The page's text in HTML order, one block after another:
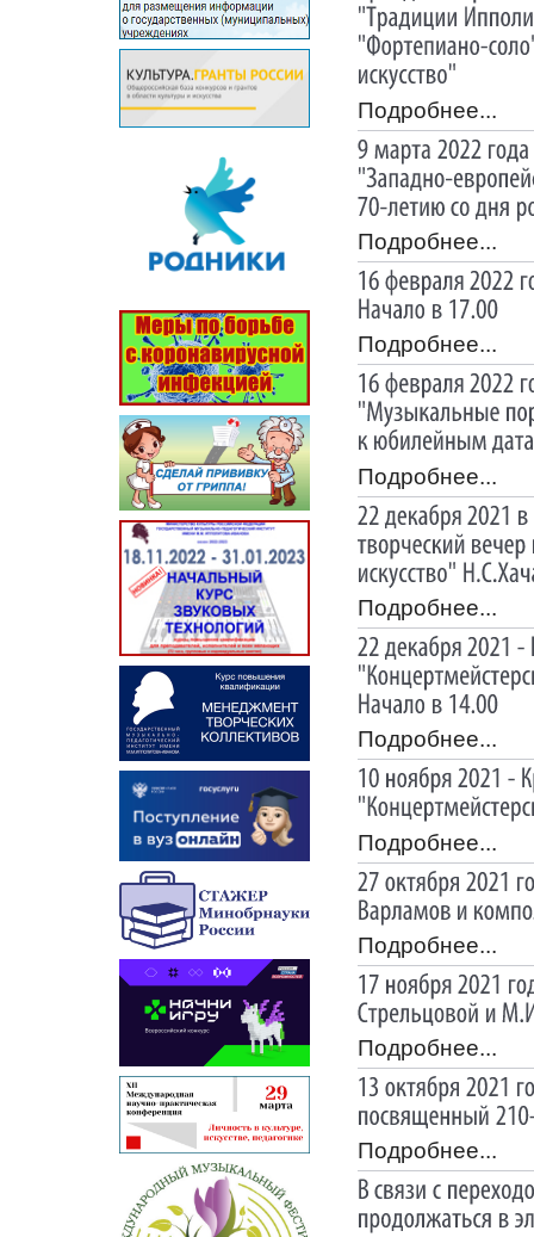
Подробнее...
Подробнее...
Подробнее...
Подробнее...
Подробнее...
Подробнее...
Подробнее...
Подробнее...
Подробнее...
Подробнее...